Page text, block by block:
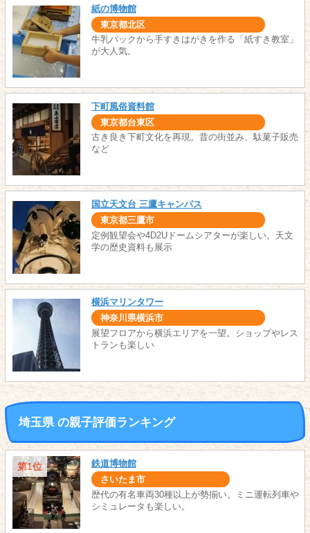
紙の博物館
東京都北区
牛乳パックから手すきはがきを作る「紙すき教室」
が大人気。
下町風俗資料館
東京都台東区
古き良き下町文化を再現。昔の街並み、駄菓子販売
など
国立天文台 三鷹キャンパス
東京都三鷹市
定例観望会や4D2Uドームシアターが楽しい。天文
学の歴史資料も展示
横浜マリンタワー
神奈川県横浜市
展望フロアから横浜エリアを一望。ショップやレス
トランも楽しい
埼玉県 の親子評価ランキング
第1位 鉄道博物館
さいたま市
歴代の有名車両30種以上が勢揃い。ミニ運転列車や
シミュレータも楽しい。